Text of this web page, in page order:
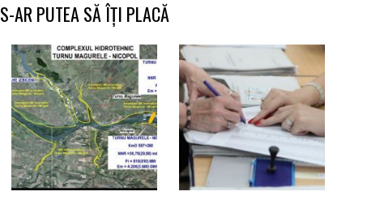
S-AR PUTEA SĂ ÎȚI PLACĂ